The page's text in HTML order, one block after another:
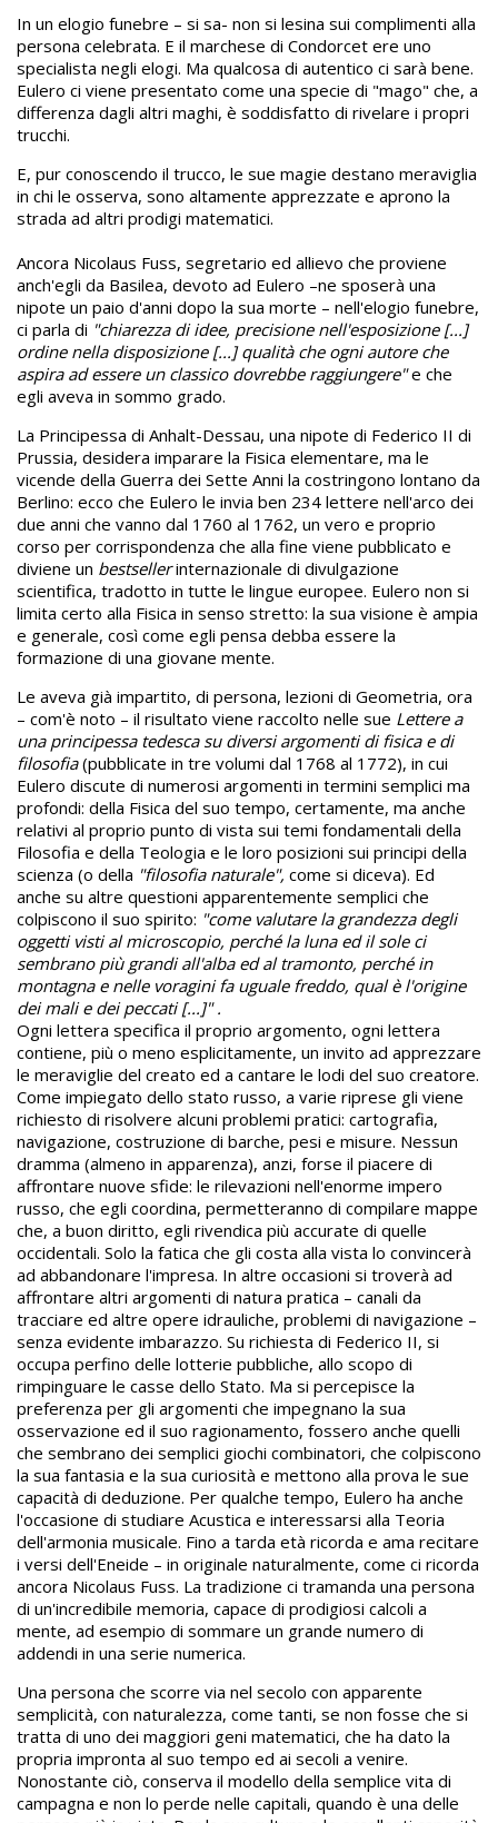
In un elogio funebre – si sa- non si lesina sui complimenti alla
persona celebrata. E il marchese di Condorcet ere uno
specialista negli elogi. Ma qualcosa di autentico ci sarà bene.
Eulero ci viene presentato come una specie di "mago" che, a
differenza dagli altri maghi, è soddisfatto di rivelare i propri
trucchi.
E, pur conoscendo il trucco, le sue magie destano meraviglia
in chi le osserva, sono altamente apprezzate e aprono la
strada ad altri prodigi matematici.
Ancora Nicolaus Fuss, segretario ed allievo che proviene
anch'egli da Basilea, devoto ad Eulero –ne sposerà una
nipote un paio d'anni dopo la sua morte – nell'elogio funebre,
ci parla di "chiarezza di idee, precisione nell'esposizione [...]
ordine nella disposizione [...] qualità che ogni autore che
aspira ad essere un classico dovrebbe raggiungere"e che
egli aveva in sommo grado.
La Principessa di Anhalt-Dessau, una nipote di Federico II di
Prussia, desidera imparare la Fisica elementare, ma le
vicende della Guerra dei Sette Anni la costringono lontano da
Berlino: ecco che Eulero le invia ben 234 lettere nell'arco dei
due anni che vanno dal 1760 al 1762, un vero e proprio
corso per corrispondenza che alla fine viene pubblicato e
diviene un bestsellerinternazionale di divulgazione
scientifica, tradotto in tutte le lingue europee. Eulero non si
limita certo alla Fisica in senso stretto: la sua visione è ampia
e generale, così come egli pensa debba essere la
formazione di una giovane mente.
Le aveva già impartito, di persona, lezioni di Geometria, ora
– com'è noto – il risultato viene raccolto nelle sue Lettere a
una principessa tedesca su diversi argomenti di fisica e di
filosofia(pubblicate in tre volumi dal 1768 al 1772), in cui
Eulero discute di numerosi argomenti in termini semplici ma
profondi: della Fisica del suo tempo, certamente, ma anche
relativi al proprio punto di vista sui temi fondamentali della
Filosofia e della Teologia e le loro posizioni sui principi della
scienza (o della "filosofia naturale", come si diceva). Ed
anche su altre questioni apparentemente semplici che
colpiscono il suo spirito: "come valutare la grandezza degli
oggetti visti al microscopio, perché la luna ed il sole ci
sembrano più grandi all'alba ed al tramonto, perché in
montagna e nelle voragini fa uguale freddo, qual è l'origine
dei mali e dei peccati [...]".
Ogni lettera specifica il proprio argomento, ogni lettera
contiene, più o meno esplicitamente, un invito ad apprezzare
le meraviglie del creato ed a cantare le lodi del suo creatore.
Come impiegato dello stato russo, a varie riprese gli viene
richiesto di risolvere alcuni problemi pratici: cartografia,
navigazione, costruzione di barche, pesi e misure. Nessun
dramma (almeno in apparenza), anzi, forse il piacere di
affrontare nuove sfide: le rilevazioni nell'enorme impero
russo, che egli coordina, permetteranno di compilare mappe
che, a buon diritto, egli rivendica più accurate di quelle
occidentali. Solo la fatica che gli costa alla vista lo convincerà
ad abbandonare l'impresa. In altre occasioni si troverà ad
affrontare altri argomenti di natura pratica – canali da
tracciare ed altre opere idrauliche, problemi di navigazione –
senza evidente imbarazzo. Su richiesta di Federico II, si
occupa perfino delle lotterie pubbliche, allo scopo di
rimpinguare le casse dello Stato. Ma si percepisce la
preferenza per gli argomenti che impegnano la sua
osservazione ed il suo ragionamento, fossero anche quelli
che sembrano dei semplici giochi combinatori, che colpiscono
la sua fantasia e la sua curiosità e mettono alla prova le sue
capacità di deduzione. Per qualche tempo, Eulero ha anche
l'occasione di studiare Acustica e interessarsi alla Teoria
dell'armonia musicale. Fino a tarda età ricorda e ama recitare
i versi dell'Eneide – in originale naturalmente, come ci ricorda
ancora Nicolaus Fuss. La tradizione ci tramanda una persona
di un'incredibile memoria, capace di prodigiosi calcoli a
mente, ad esempio di sommare un grande numero di
addendi in una serie numerica.
Una persona che scorre via nel secolo con apparente
semplicità, con naturalezza, come tanti, se non fosse che si
tratta di uno dei maggiori geni matematici, che ha dato la
propria impronta al suo tempo ed ai secoli a venire.
Nonostante ciò, conserva il modello della semplice vita di
campagna e non lo perde nelle capitali, quando è una delle